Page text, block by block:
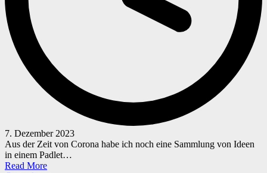
7. Dezember 2023
Aus der Zeit von Corona habe ich noch eine Sammlung von Ideen
in einem Padlet…
Read More